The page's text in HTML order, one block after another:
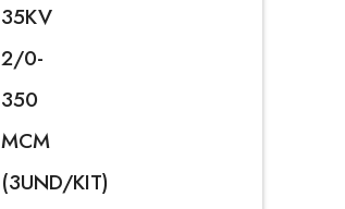
35KV
2/0-
350
MCM
(3UND/KIT)